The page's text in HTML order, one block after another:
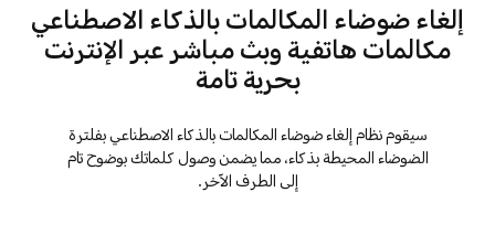
إلغاء ضوضاء المكالمات بالذكاء الاصطناعي
مكالمات هاتفية وبث مباشر عبر الإنترنت
بحرية تامة
سيقوم نظام إلغاء ضوضاء المكالمات بالذكاء الاصطناعي بفلترة
الضوضاء المحيطة بذكاء، مما يضمن وصول كلماتك بوضوح تام
إلى الطرف الآخر.